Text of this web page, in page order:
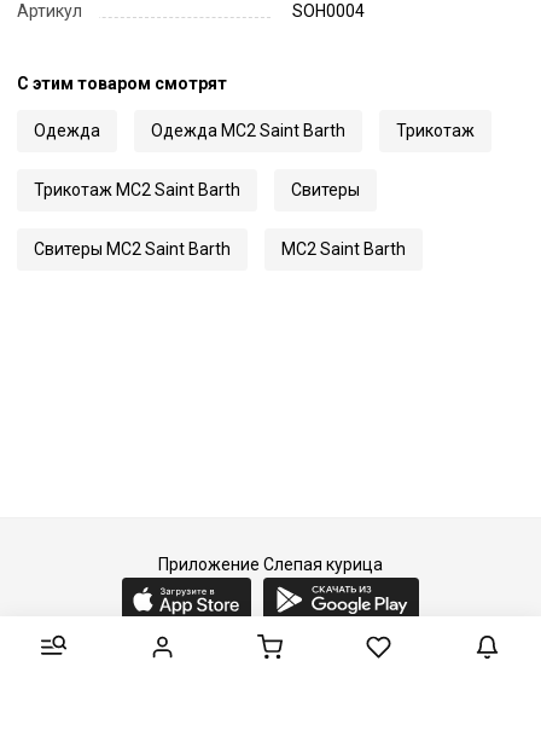
Артикул
SOH0004
С этим товаром смотрят
Одежда Одежда MC2 Saint Barth Трикотаж
Трикотаж MC2 Saint Barth Свитеры
Свитеры MC2 Saint Barth MC2 Saint Barth
Приложение Слепая курица
2015-2026 © Слепая курица - fashion concept store.